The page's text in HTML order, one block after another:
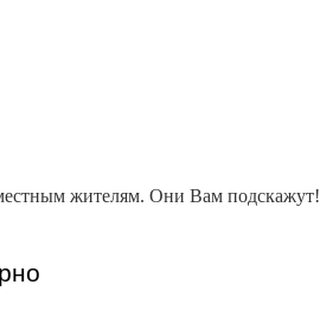
жителям. Они Вам подскажут!